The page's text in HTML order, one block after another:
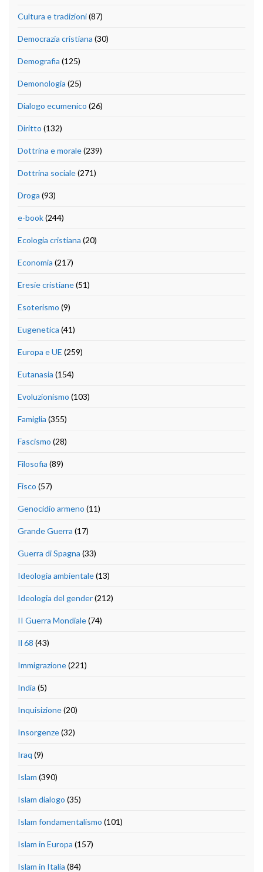
Cultura e tradizioni(87)
Democrazia cristiana (30)
Demografia (125)
Demonologia (25)
Dialogo ecumenico (26)
Diritto (132)
Dottrina e morale(239)
Dottrina sociale(271)
Droga (93)
e-book(244)
Ecologia cristiana (20)
Economia (217)
Eresie cristiane(51)
Esoterismo (9)
Eugenetica (41)
Europa e UE (259)
Eutanasia (154)
Evoluzionismo (103)
Famiglia (355)
Fascismo (28)
Filosofia (89)
Fisco (57)
Genocidio armeno (11)
Grande Guerra (17)
Guerra di Spagna (33)
Ideologia ambientale(13)
Ideologia del gender(212)
II Guerra Mondiale(74)
Il 68 (43)
Immigrazione(221)
India (5)
Inquisizione(20)
Insorgenze(32)
Iraq (9)
Islam (390)
Islam dialogo (35)
Islam fondamentalismo (101)
Islam in Europa (157)
Islam in Italia (84)